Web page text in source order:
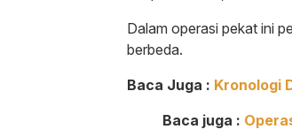
Dalam operasi pekat ini
berbeda.
Baca Juga : Kronologi
Baca juga :